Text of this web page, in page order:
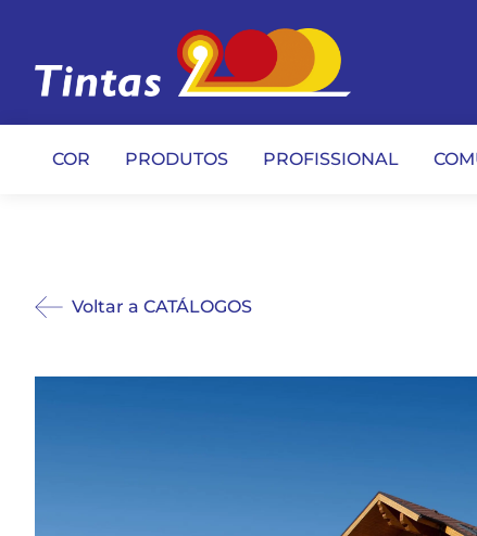
COR PRODUTOS PROFISSIONAL
Voltar a CATÁLOGOS